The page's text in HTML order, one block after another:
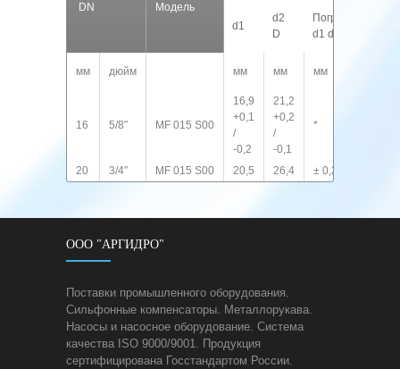
DN Модель
d1
d2
D
Погрешность
d1 d2 D
мм дюйм мм мм мм
16 5/8″ MF 015 S00
16,9
+0,1
/
-0,2
21,2
+0,2
/
-0,1
*
20 3/4″ MF 015 S00 20,5 26,4 ± 0,2
ООО "АРГИДРО"
Поставки промышленного оборудования.
Сильфонные компенсаторы. Металлорукава.
Насосы и насосное оборудование. Система
качества ISO 9000/9001. Продукция
сертифицирована Госстандартом России.